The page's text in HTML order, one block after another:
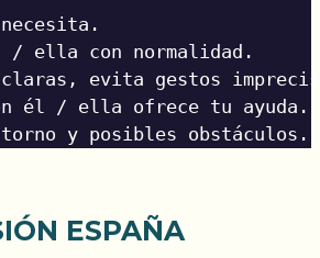
ella con normalidad.
claras, evita gestos
él / ella ofrece tu ayuda.
y posibles obstáculos.
ESPAÑA